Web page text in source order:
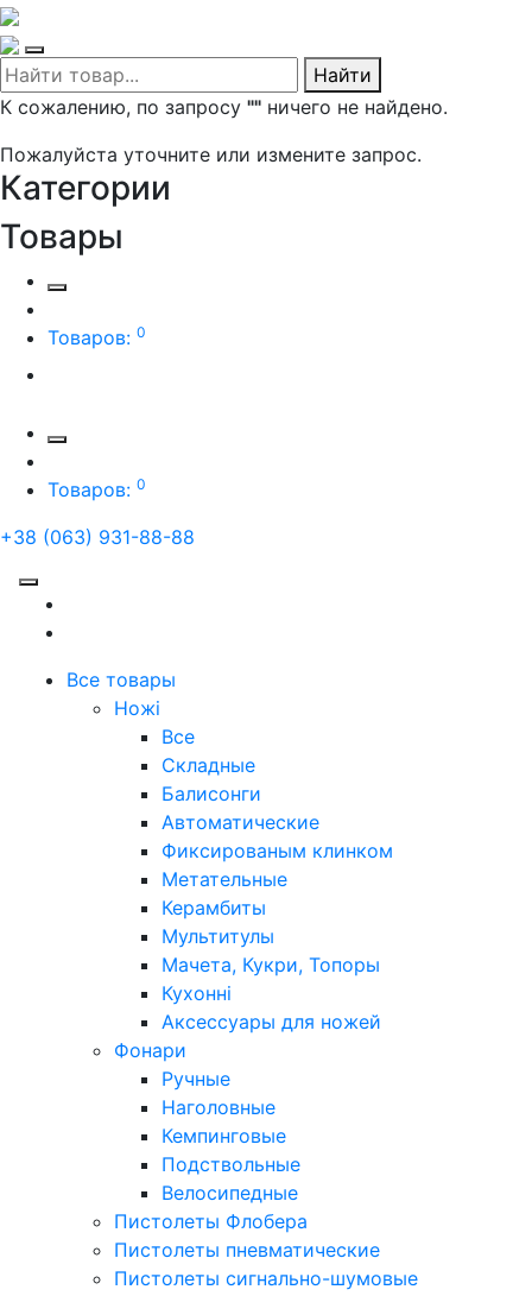
Найти
К сожалению, по запросу "" ничего не найдено.
Пожалуйста уточните или измените запрос.
Категории
Товары
Товаров: 0
Товаров: 0
+38 (063) 931-88-88
Все товары
Ножі
Все
Складные
Балисонги
Автоматические
Фиксированым клинком
Метательные
Керамбиты
Мультитулы
Мачета, Кукри, Топоры
Кухонні
Аксессуары для ножей
Фонари
Ручные
Наголовные
Кемпинговые
Подствольные
Велосипедные
Пистолеты Флобера
Пистолеты пневматические
Пистолеты сигнально-шумовые